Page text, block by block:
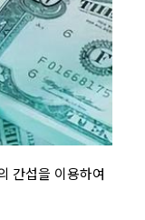
간섭을 이용하여